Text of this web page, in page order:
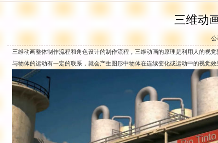
三维动
公
三维动画整体制作流程和角色设计的制作流程，三维动画的原理是利用人的视
与物体的运动有一定的联系，就会产生图形中物体在连续变化或运动中的视觉效